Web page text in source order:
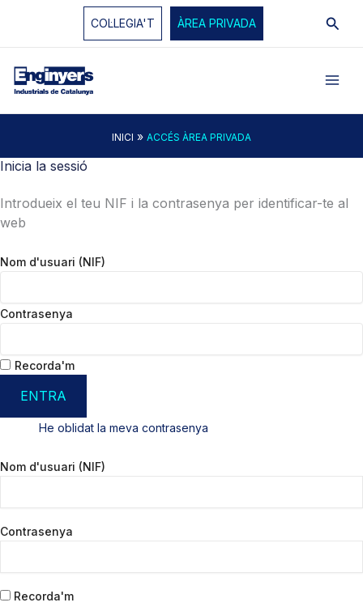
COL·LEGIA'T ÀREA PRIVADA
INICI » ACCÉS ÀREA PRIVADA
Inicia la sessió
Introdueix el teu NIF i la contrasenya per identificar-te al
web
Nom d'usuari (NIF)
Contrasenya
Recorda'm
ENTRA
He oblidat la meva contrasenya
Nom d'usuari (NIF)
Contrasenya
Recorda'm